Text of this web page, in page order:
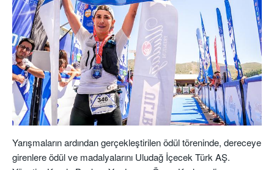
Yarışmaların ardından gerçekleştirilen ödül töreninde, dereceye
girenlere ödül ve madalyalarını Uludağ İçecek Türk AŞ.